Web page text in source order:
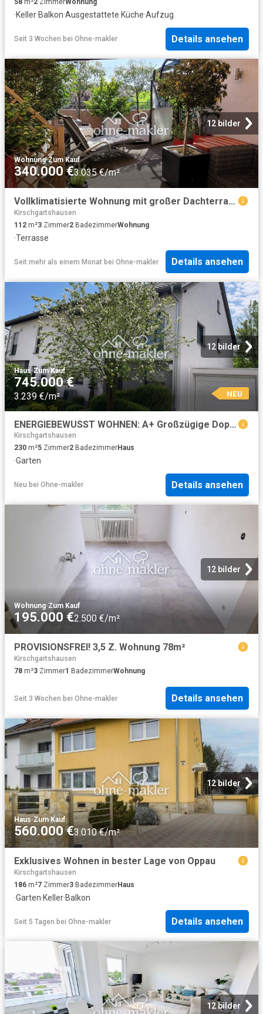
58 m²2 ZimmerWohnung
·Keller·Balkon·Ausgestattete Küche·Aufzug
Seit 3 Wochen bei Ohne-makler Details ansehen
12 bilder
Wohnung·Zum Kauf
340.000 €3.035 €/m²
Vollklimatisierte Wohnung mit großer Dachterrasse in MA Gartenstadt
Kirschgartshausen
112 m²3 Zimmer2 BadezimmerWohnung
·Terrasse
Seit mehr als einem Monat bei Ohne-makler Details ansehen
12 bilder
Haus·Zum Kauf
745.000 €
3.239 €/m² NEU
ENERGIEBEWUSST WOHNEN: A+ Großzügige Doppelhaushälfte in Ludwigshafen KEINE MAKLER PROVISION!
Kirschgartshausen
230 m²5 Zimmer2 BadezimmerHaus
·Garten
Neu bei Ohne-makler Details ansehen
12 bilder
Wohnung·Zum Kauf
195.000 €2.500 €/m²
PROVISIONSFREI! 3,5 Z. Wohnung 78m²
Kirschgartshausen
78 m²3 Zimmer1 BadezimmerWohnung
Seit 3 Wochen bei Ohne-makler Details ansehen
12 bilder
Haus·Zum Kauf
560.000 €3.010 €/m²
Exklusives Wohnen in bester Lage von Oppau
Kirschgartshausen
186 m²7 Zimmer3 BadezimmerHaus
·Garten·Keller·Balkon
Seit 5 Tagen bei Ohne-makler Details ansehen
12 bilder